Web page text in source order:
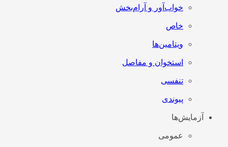
خواب‌آور و آرام‌بخش
خاص
ویتامین‌ها
استخوان و مفاصل
تنفسی
پیوندی
آزمایش‌ها
عمومی